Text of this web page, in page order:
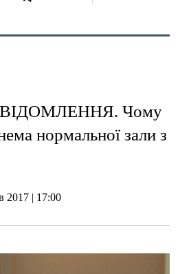
Чому
нормальної зали з
2017 | 17:00